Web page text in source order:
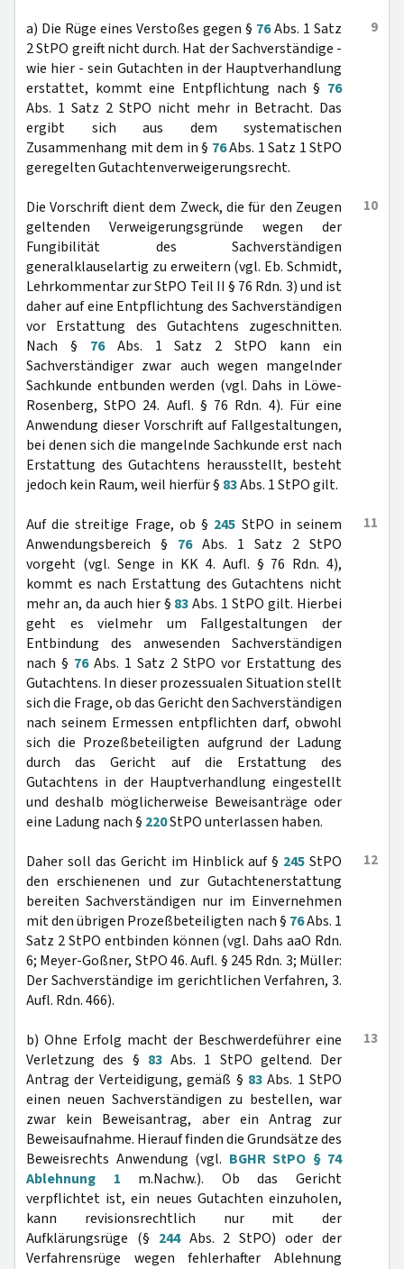
9
a) Die Rüge eines Verstoßes gegen § 76Abs. 1 Satz
2 StPO greift nicht durch. Hat der Sachverständige -
wie hier - sein Gutachten in der Hauptverhandlung
erstattet, kommt eine Entpflichtung nach § 76
Abs. 1 Satz 2 StPO nicht mehr in Betracht. Das
ergibt sich aus dem systematischen
Zusammenhang mit dem in § 76Abs. 1 Satz 1 StPO
geregelten Gutachtenverweigerungsrecht.
10
Die Vorschrift dient dem Zweck, die für den Zeugen
geltenden Verweigerungsgründe wegen der
Fungibilität des Sachverständigen
generalklauselartig zu erweitern (vgl. Eb. Schmidt,
Lehrkommentar zur StPO Teil II § 76 Rdn. 3) und ist
daher auf eine Entpflichtung des Sachverständigen
vor Erstattung des Gutachtens zugeschnitten.
Nach § 76Abs. 1 Satz 2 StPO kann ein
Sachverständiger zwar auch wegen mangelnder
Sachkunde entbunden werden (vgl. Dahs in Löwe-
Rosenberg, StPO 24. Aufl. § 76 Rdn. 4). Für eine
Anwendung dieser Vorschrift auf Fallgestaltungen,
bei denen sich die mangelnde Sachkunde erst nach
Erstattung des Gutachtens herausstellt, besteht
jedoch kein Raum, weil hierfür § 83Abs. 1 StPO gilt.
11
Auf die streitige Frage, ob § 245 StPO in seinem
Anwendungsbereich § 76Abs. 1 Satz 2 StPO
vorgeht (vgl. Senge in KK 4. Aufl. § 76 Rdn. 4),
kommt es nach Erstattung des Gutachtens nicht
mehr an, da auch hier § 83Abs. 1 StPO gilt. Hierbei
geht es vielmehr um Fallgestaltungen der
Entbindung des anwesenden Sachverständigen
nach § 76Abs. 1 Satz 2 StPO vor Erstattung des
Gutachtens. In dieser prozessualen Situation stellt
sich die Frage, ob das Gericht den Sachverständigen
nach seinem Ermessen entpflichten darf, obwohl
sich die Prozeßbeteiligten aufgrund der Ladung
durch das Gericht auf die Erstattung des
Gutachtens in der Hauptverhandlung eingestellt
und deshalb möglicherweise Beweisanträge oder
eine Ladung nach § 220StPO unterlassen haben.
12
Daher soll das Gericht im Hinblick auf § 245 StPO
den erschienenen und zur Gutachtenerstattung
bereiten Sachverständigen nur im Einvernehmen
mit den übrigen Prozeßbeteiligten nach § 76Abs. 1
Satz 2 StPO entbinden können (vgl. Dahs aaO Rdn.
6; Meyer-Goßner, StPO 46. Aufl. § 245 Rdn. 3; Müller:
Der Sachverständige im gerichtlichen Verfahren, 3.
Aufl. Rdn. 466).
13
b) Ohne Erfolg macht der Beschwerdeführer eine
Verletzung des § 83Abs. 1 StPO geltend. Der
Antrag der Verteidigung, gemäß § 83Abs. 1 StPO
einen neuen Sachverständigen zu bestellen, war
zwar kein Beweisantrag, aber ein Antrag zur
Beweisaufnahme. Hierauf finden die Grundsätze des
Beweisrechts Anwendung (vgl. BGHR StPO § 74
Ablehnung 1 m.Nachw.). Ob das Gericht
verpflichtet ist, ein neues Gutachten einzuholen,
kann revisionsrechtlich nur mit der
Aufklärungsrüge (§ 244Abs. 2 StPO) oder der
Verfahrensrüge wegen fehlerhafter Ablehnung